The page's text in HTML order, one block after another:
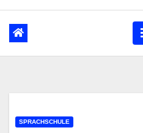
SPRACHSCHULE